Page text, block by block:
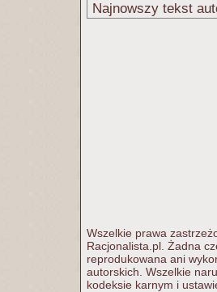
Najnowszy tekst
Wszelkie prawa
Racjonalista.pl. Żadna
reprodukowana ani
autorskich. Wszelkie
kodeksie karnym i